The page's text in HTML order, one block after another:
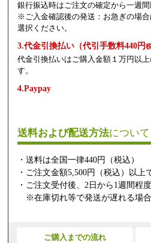
銀行振込時はご注文の確定から一週間
※ご入金確認後の発送：お急ぎの場
選択ください。
3.代金引換払い（代引手数料440円
代金引換払いはご購入金額１万円以
す。
4.Paypay
送料および配送方法について
・送料は全国一律440円（税込）
・ご注文金額5,500円（税込）以上
・ご注文受付後、2日から1週間程
※在庫切れ等で発送が遅れる場合
ご購入までの流れ